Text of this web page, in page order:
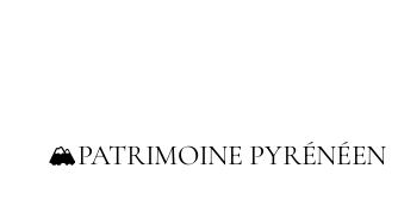
🏔️PATRIMOINE PYRÉNÉEN